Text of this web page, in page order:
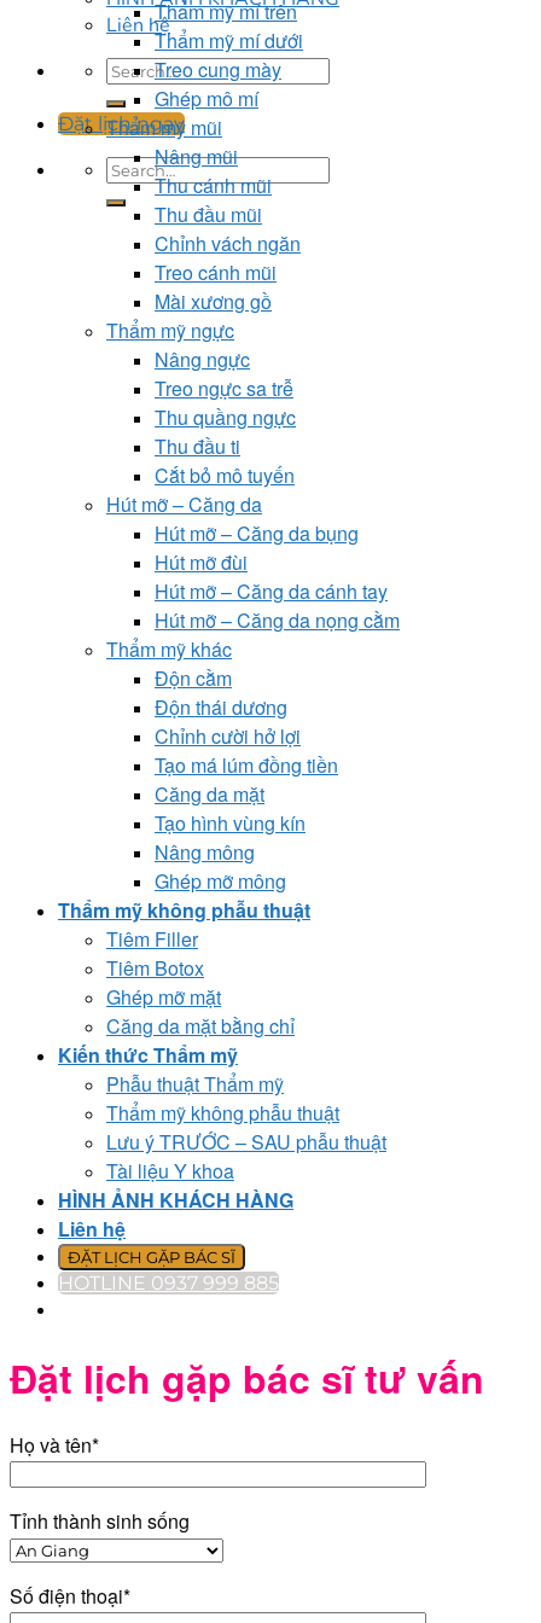
Liên hệ
Đặt lịch ngay
Thẩm mỹ mí trên
Thẩm mỹ mí dưới
Treo cung mày
Ghép mô mí
Thẩm mỹ mũi
Nâng mũi
Thu cánh mũi
Thu đầu mũi
Chỉnh vách ngăn
Treo cánh mũi
Mài xương gồ
Thẩm mỹ ngực
Nâng ngực
Treo ngực sa trễ
Thu quầng ngực
Thu đầu ti
Cắt bỏ mô tuyến
Hút mỡ – Căng da
Hút mỡ – Căng da bụng
Hút mỡ đùi
Hút mỡ – Căng da cánh tay
Hút mỡ – Căng da nọng cằm
Thẩm mỹ khác
Độn cằm
Độn thái dương
Chỉnh cười hở lợi
Tạo má lúm đồng tiền
Căng da mặt
Tạo hình vùng kín
Nâng mông
Ghép mỡ mông
Thẩm mỹ không phẫu thuật
Tiêm Filler
Tiêm Botox
Ghép mỡ mặt
Căng da mặt bằng chỉ
Kiến thức Thẩm mỹ
Phẫu thuật Thẩm mỹ
Thẩm mỹ không phẫu thuật
Lưu ý TRƯỚC – SAU phẫu thuật
Tài liệu Y khoa
HÌNH ẢNH KHÁCH HÀNG
Liên hệ
ĐẶT LỊCH GẶP BÁC SĨ
HOTLINE 0937 999 885
Đặt lịch gặp bác sĩ tư vấn
Họ và tên*
Tỉnh thành sinh sống
Số điện thoại*